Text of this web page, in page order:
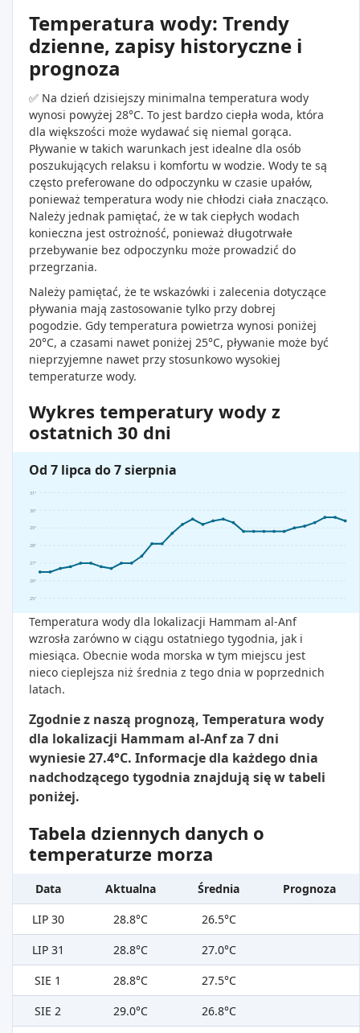
Temperatura wody: Trendy
dzienne, zapisy historyczne i
prognoza
✅ Na dzień dzisiejszy minimalna temperatura wody
wynosi powyżej 28°C. To jest bardzo ciepła woda, która
dla większości może wydawać się niemal gorąca.
Pływanie w takich warunkach jest idealne dla osób
poszukujących relaksu i komfortu w wodzie. Wody te są
często preferowane do odpoczynku w czasie upałów,
ponieważ temperatura wody nie chłodzi ciała znacząco.
Należy jednak pamiętać, że w tak ciepłych wodach
konieczna jest ostrożność, ponieważ długotrwałe
przebywanie bez odpoczynku może prowadzić do
przegrzania.
Należy pamiętać, że te wskazówki i zalecenia dotyczące
pływania mają zastosowanie tylko przy dobrej
pogodzie. Gdy temperatura powietrza wynosi poniżej
20°C, a czasami nawet poniżej 25°C, pływanie może być
nieprzyjemne nawet przy stosunkowo wysokiej
temperaturze wody.
Wykres temperatury wody z
ostatnich 30 dni
Od 7 lipca do 7 sierpnia
25°
26°
27°
28°
29°
30°
31°
Temperatura wody dla lokalizacji Hammam al-Anf
wzrosła zarówno w ciągu ostatniego tygodnia, jak i
miesiąca. Obecnie woda morska w tym miejscu jest
nieco cieplejsza niż średnia z tego dnia w poprzednich
latach.
Zgodnie z naszą prognozą, Temperatura wody
dla lokalizacji Hammam al-Anf za 7 dni
wyniesie 27.4°C. Informacje dla każdego dnia
nadchodzącego tygodnia znajdują się w tabeli
poniżej.
Tabela dziennych danych o
temperaturze morza
Data Aktualna Średnia
Prognoza
LIP 30
28.8°C
26.5°C
LIP 31
28.8°C
27.0°C
SIE 1
28.8°C
27.5°C
SIE 2
29.0°C
26.8°C